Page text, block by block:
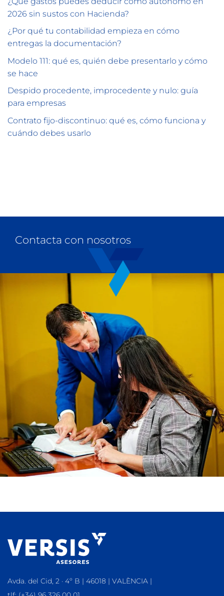
2026 sin sustos con Hacienda?
¿Por qué tu contabilidad empieza en cómo
entregas la documentación?
Modelo 111: qué es, quién debe presentarlo y cómo
se hace
Despido procedente, improcedente y nulo: guía
para empresas
Contrato fijo-discontinuo: qué es, cómo funciona y
cuándo debes usarlo
Contacta con nosotros
Avda. del Cid, 2 · 4º B | 46018 | VALÈNCIA |